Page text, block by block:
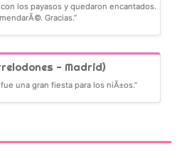
los payasos y quedaron encantados.
Gracias.”
- Madrid)
una gran fiesta para los niÃ±os.”